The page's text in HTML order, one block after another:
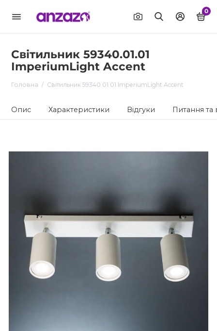
0
Світильник 59340.01.01
ImperiumLight Accent
Головна Світильник 59340.01.01 ImperiumLight Accent
Опис Характеристики Відгуки Питання та